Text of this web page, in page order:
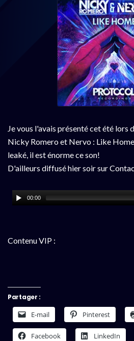
Je vous l'avais présenté cet été lors
Nicky Romero et Nervo : Like
leaké, il est énorme ce son!
D'ailleurs diffusé hier soir sur
00:00
Contenu VIP :
Partager :
E-mail Pinterest
Facebook LinkedIn